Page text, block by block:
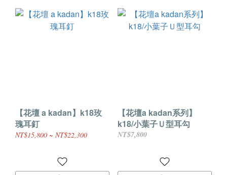
【花壇 a kadan】k18玫
瑰耳釘
NT$15,800 ~ NT$22,300
【花壇a kadan系列】
k18/小葉子Ｕ型耳勾
NT$7,800